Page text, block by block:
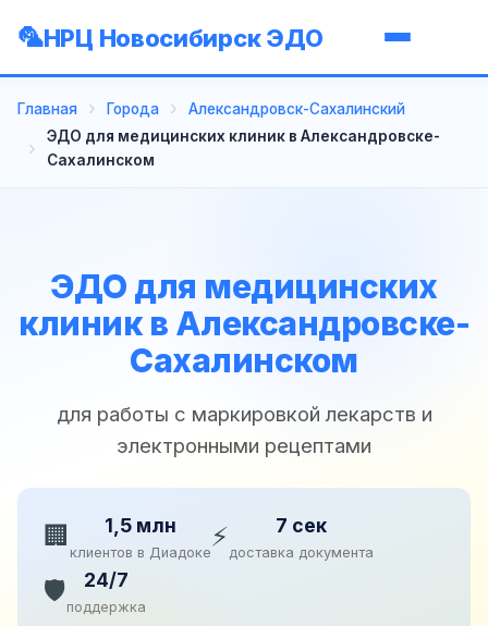
НРЦ Новосибирск ЭДО
Главная Города
Александровск-Сахалинский
ЭДО для медицинских клиник в Александровске-
Сахалинском
ЭДО для медицинских
клиник в Александровске-
Сахалинском
для работы с маркировкой лекарств и
электронными рецептами
🏢 1,5 млн
клиентов в Диадоке⚡ 7 сек
доставка документа
🛡️ 24/7
поддержка